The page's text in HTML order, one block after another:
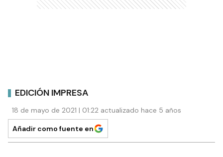
EDICIÓN IMPRESA
18 de mayo de 2021 | 01:22 actualizado hace 5 años
Añadir como fuente en